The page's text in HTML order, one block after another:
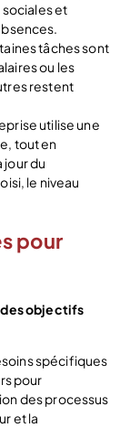
sociales et
tâches sont
ou les
restent
utilise une
tout en
jour du
le niveau
pour
des objectifs
spécifiques
pour
des processus
et la